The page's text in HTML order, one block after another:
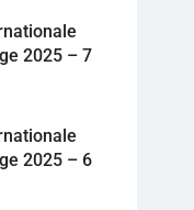
2025 – 7
2025 – 6